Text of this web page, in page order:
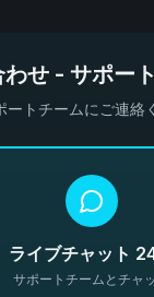
わせ - サポー
ートチームにご連絡
ライブチャット
サポートチームとチャ